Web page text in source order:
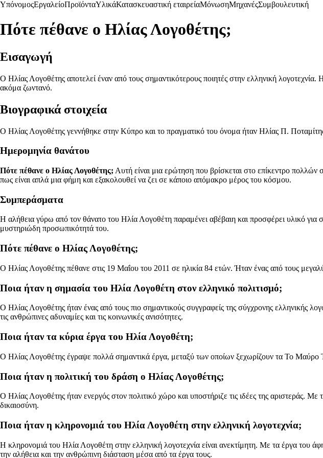
ΥπόνομοςΕργαλείοΠροϊόνταΥλικάΚατασκευαστική εταιρείαΜόνωσηΜηχανέςΣυμβουλευτική
Πότε πέθανε ο Ηλίας Λογοθέτης;
Εισαγωγή
Ο Ηλίας Λογοθέτης αποτελεί έναν από τους σημαντικότερους ποιητές στην ελληνική
ακόμα ζωντανό.
Βιογραφικά στοιχεία
Ο Ηλίας Λογοθέτης γεννήθηκε στην Κύπρο και το πραγματικό του όνομα ήταν Ηλίας Π.
Ημερομηνία θανάτου
Πότε πέθανε ο Ηλίας Λογοθέτης; Αυτή είναι μια ερώτηση που βρίσκεται στο επίκεντρο
πως είναι απλά μια φήμη και εξακολουθεί να ζει σε κάποιο απόμακρο μέρος του κόσμου.
Συμπεράσματα
Η αλήθεια γύρω από τον θάνατο του Ηλία Λογοθέτη παραμένει αβέβαιη και προσφέρει υλικό για
μυστηριώδη προσωπικότητά του.
Πότε πέθανε ο Ηλίας Λογοθέτης;
Ο Ηλίας Λογοθέτης πέθανε στις 19 Μαΐου του 2011 σε ηλικία 84 ετών. Ήταν ένας από τους
Ποια ήταν η σημασία του Ηλία Λογοθέτη στον ελληνικό πολιτισμό;
Ο Ηλίας Λογοθέτης ήταν ένας από τους πιο σημαντικούς συγγραφείς της σύγχρονης ελληνικής
τις ανθρώπινες αδυναμίες και τις κοινωνικές ανισότητες.
Ποια ήταν τα κύρια έργα του Ηλία Λογοθέτη;
Ο Ηλίας Λογοθέτης έγραψε πολλά σημαντικά έργα, μεταξύ των οποίων ξεχωρίζουν τα Το
Ποια ήταν η πολιτική του δράση ο Ηλίας Λογοθέτης;
Ο Ηλίας Λογοθέτης ήταν ενεργός στον πολιτικό χώρο και υποστήριζε τις ιδέες της αριστεράς.
δικαιοσύνη.
Ποια ήταν η κληρονομιά του Ηλία Λογοθέτη στην ελληνική λογοτεχνία;
Η κληρονομιά του Ηλία Λογοθέτη στην ελληνική λογοτεχνία είναι ανεκτίμητη. Με τα έργα του
την αλήθεια και την ανθρώπινη διάσταση μέσα από τα έργα τους.